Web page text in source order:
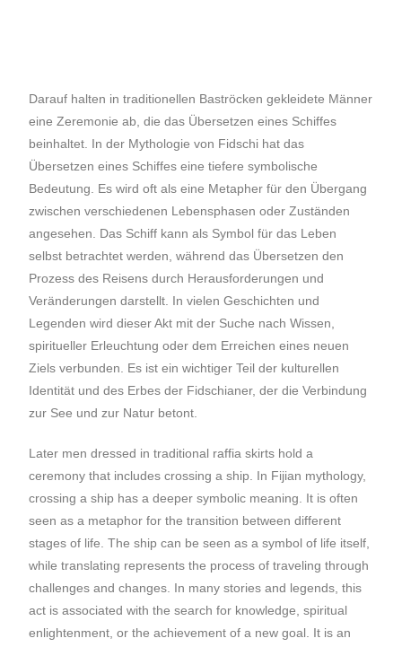
Darauf halten in traditionellen Baströcken gekleidete Männer
eine Zeremonie ab, die das Übersetzen eines Schiffes
beinhaltet. In der Mythologie von Fidschi hat das
Übersetzen eines Schiffes eine tiefere symbolische
Bedeutung. Es wird oft als eine Metapher für den Übergang
zwischen verschiedenen Lebensphasen oder Zuständen
angesehen. Das Schiff kann als Symbol für das Leben
selbst betrachtet werden, während das Übersetzen den
Prozess des Reisens durch Herausforderungen und
Veränderungen darstellt. In vielen Geschichten und
Legenden wird dieser Akt mit der Suche nach Wissen,
spiritueller Erleuchtung oder dem Erreichen eines neuen
Ziels verbunden. Es ist ein wichtiger Teil der kulturellen
Identität und des Erbes der Fidschianer, der die Verbindung
zur See und zur Natur betont.
Later men dressed in traditional raffia skirts hold a
ceremony that includes crossing a ship. In Fijian mythology,
crossing a ship has a deeper symbolic meaning. It is often
seen as a metaphor for the transition between different
stages of life. The ship can be seen as a symbol of life itself,
while translating represents the process of traveling through
challenges and changes. In many stories and legends, this
act is associated with the search for knowledge, spiritual
enlightenment, or the achievement of a new goal. It is an